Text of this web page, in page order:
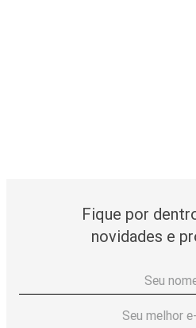
Fique por
novidades e